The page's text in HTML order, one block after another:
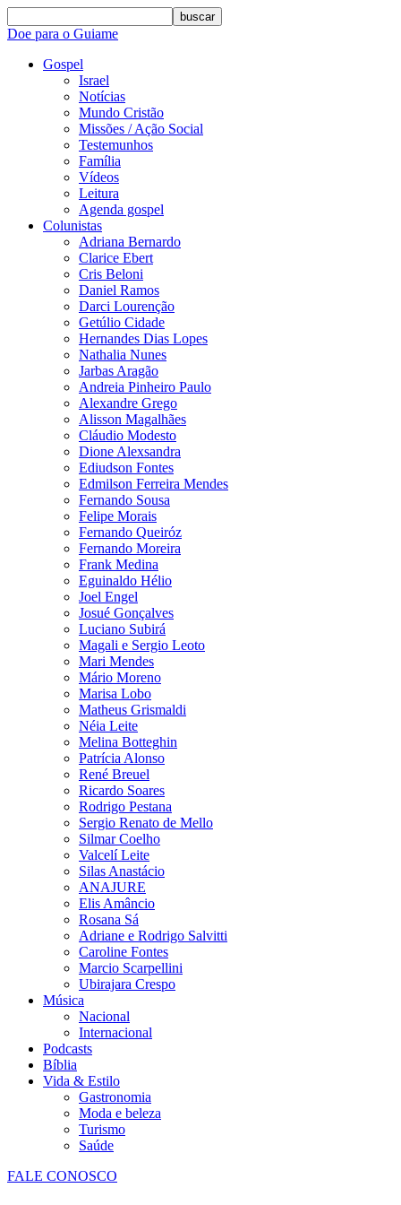
buscar
Doe para o Guiame
Gospel
Israel
Notícias
Mundo Cristão
Missões / Ação Social
Testemunhos
Família
Vídeos
Leitura
Agenda gospel
Colunistas
Adriana Bernardo
Clarice Ebert
Cris Beloni
Daniel Ramos
Darci Lourenção
Getúlio Cidade
Hernandes Dias Lopes
Nathalia Nunes
Jarbas Aragão
Andreia Pinheiro Paulo
Alexandre Grego
Alisson Magalhães
Cláudio Modesto
Dione Alexsandra
Ediudson Fontes
Edmilson Ferreira Mendes
Fernando Sousa
Felipe Morais
Fernando Queiróz
Fernando Moreira
Frank Medina
Eguinaldo Hélio
Joel Engel
Josué Gonçalves
Luciano Subirá
Magali e Sergio Leoto
Mari Mendes
Mário Moreno
Marisa Lobo
Matheus Grismaldi
Néia Leite
Melina Botteghin
Patrícia Alonso
René Breuel
Ricardo Soares
Rodrigo Pestana
Sergio Renato de Mello
Silmar Coelho
Valcelí Leite
Silas Anastácio
ANAJURE
Elis Amâncio
Rosana Sá
Adriane e Rodrigo Salvitti
Caroline Fontes
Marcio Scarpellini
Ubirajara Crespo
Música
Nacional
Internacional
Podcasts
Bíblia
Vida & Estilo
Gastronomia
Moda e beleza
Turismo
Saúde
FALE CONOSCO